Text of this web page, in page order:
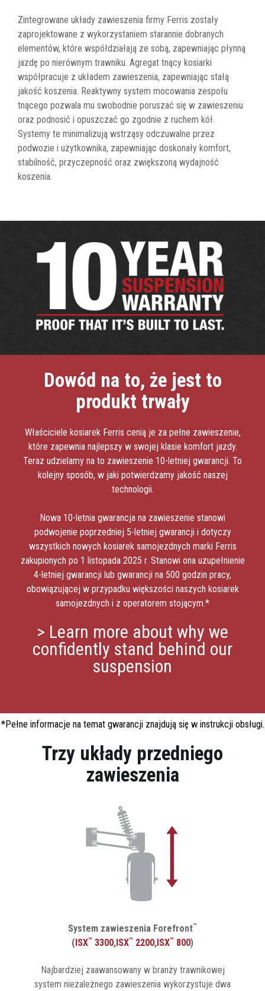
Zintegrowane układy zawieszenia firmy Ferris zostały
zaprojektowane z wykorzystaniem starannie dobranych
elementów, które współdziałają ze sobą, zapewniając płynną
jazdę po nierównym trawniku. Agregat tnący kosiarki
współpracuje z układem zawieszenia, zapewniając stałą
jakość koszenia. Reaktywny system mocowania zespołu
tnącego pozwala mu swobodnie poruszać się w zawieszeniu
oraz podnosić i opuszczać go zgodnie z ruchem kół.
Systemy te minimalizują wstrząsy odczuwalne przez
podwozie i użytkownika, zapewniając doskonały komfort,
stabilność, przyczepność oraz zwiększoną wydajność
koszenia.
Dowód na to, że jest to
produkt trwały
Właściciele kosiarek Ferris cenią je za pełne zawieszenie,
które zapewnia najlepszy w swojej klasie komfort jazdy.
Teraz udzielamy na to zawieszenie 10-letniej gwarancji. To
kolejny sposób, w jaki potwierdzamy jakość naszej
technologii.
Nowa 10-letnia gwarancja na zawieszenie stanowi
podwojenie poprzedniej 5-letniej gwarancji i dotyczy
wszystkich nowych kosiarek samojezdnych marki Ferris
zakupionych po 1 listopada 2025 r. Stanowi ona uzupełnienie
4-letniej gwarancji lub gwarancji na 500 godzin pracy,
obowiązującej w przypadku większości naszych kosiarek
samojezdnych i z operatorem stojącym.*
> Learn more about why we
confidently stand behind our
suspension
*Pełne informacje na temat gwarancji znajdują się w instrukcji obsługi.
Trzy układy przedniego
zawieszenia
System zawieszenia Forefront™
(ISX™ 3300,ISX™ 2200,ISX™ 800)
Najbardziej zaawansowany w branży trawnikowej
system niezależnego zawieszenia wykorzystuje dwa